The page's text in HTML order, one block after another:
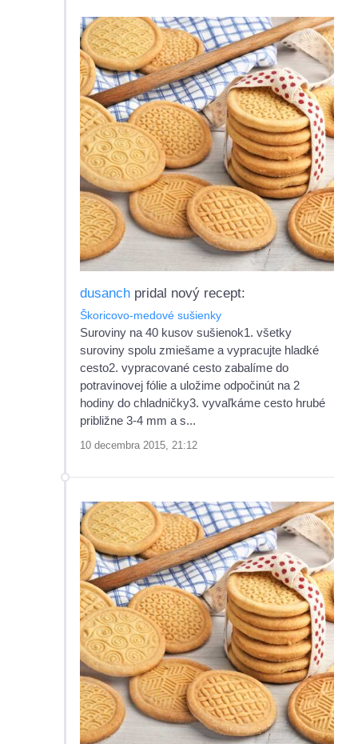
dusanch pridal nový recept:
Škoricovo-medové sušienky
Suroviny na 40 kusov sušienok1. všetky
suroviny spolu zmiešame a vypracujte hladké
cesto2. vypracované cesto zabalíme do
potravinovej fólie a uložime odpočinút na 2
hodiny do chladničky3. vyvaľkáme cesto hrubé
približne 3-4 mm a s...
10 decembra 2015, 21:12